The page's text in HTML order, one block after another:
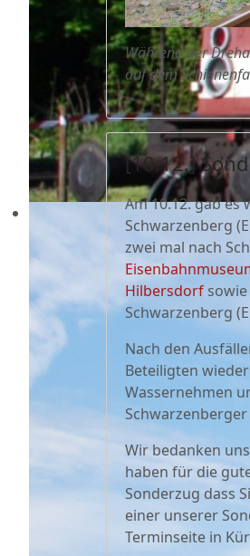
Während der
auf dem
[10.12.]
Am 10.12. gab
Schwarzenberg
zwei mal nach
Hilbersdorf
Schwarzenberg
Nach den
Beteiligten
Wassernehmen
Wir bedanken
haben für die
Sonderzug dass
einer unserer
Terminseite in